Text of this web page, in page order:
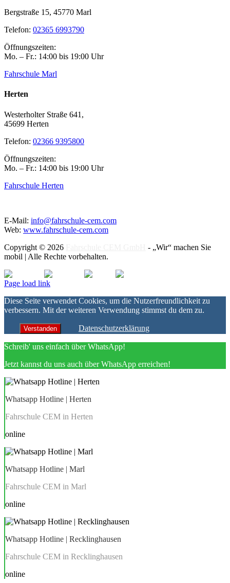
Bergstraße 15, 45770 Marl
Telefon: 02365 6993790
Öffnungszeiten:
Mo. – Fr.: 14:00 bis 19:00 Uhr
Fahrschule Marl
Herten
Westerholter Straße 641,
45699 Herten
Telefon: 02366 9395800
Öffnungszeiten:
Mo. – Fr.: 14:00 bis 19:00 Uhr
Fahrschule Herten
E-Mail: info@fahrschule-cem.com
Web: www.fahrschule-cem.com
Copyright © 2026
- „Wir“ machen Sie
mobil | Alle Rechte vorbehalten.
Facebook
Instagram Twitter
Youtube
Page load link
Diese Seite verwendet Cookies, um die Nutzerfreundlichkeit zu
verbessern. Mit der weiteren Verwendung stimmst du dem zu.
Verstanden Datenschutzerklärung
Schreib' uns einfach über WhatsApp!
Jetzt kannst du uns auch über WhatsApp erreichen!
Whatsapp Hotline | Herten
Fahrschule CEM in Herten
online
Whatsapp Hotline | Marl
Fahrschule CEM in Marl
online
Whatsapp Hotline | Recklinghausen
Fahrschule CEM in Recklinghausen
online